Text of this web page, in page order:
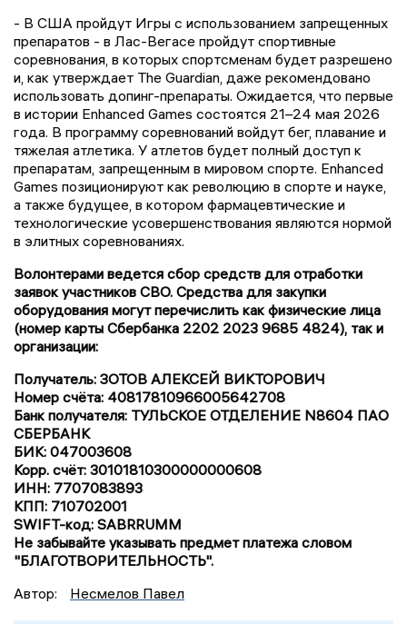
- В США пройдут Игры с использованием запрещенных
препаратов - в Лас-Вегасе пройдут спортивные
соревнования, в которых спортсменам будет разрешено
и, как утверждает The Guardian, даже рекомендовано
использовать допинг-препараты. Ожидается, что первые
в истории Enhanced Games состоятся 21–24 мая 2026
года. В программу соревнований войдут бег, плавание и
тяжелая атлетика. У атлетов будет полный доступ к
препаратам, запрещенным в мировом спорте. Enhanced
Games позиционируют как революцию в спорте и науке,
а также будущее, в котором фармацевтические и
технологические усовершенствования являются нормой
в элитных соревнованиях.
Волонтерами ведется сбор средств для отработки
заявок участников СВО. Средства для закупки
оборудования могут перечислить как физические лица
(номер карты Сбербанка 2202 2023 9685 4824), так и
организации:
Получатель: ЗОТОВ АЛЕКСЕЙ ВИКТОРОВИЧ
Номер счёта: 40817810966005642708
Банк получателя: ТУЛЬСКОЕ ОТДЕЛЕНИЕ N8604 ПАО
СБЕРБАНК
БИК: 047003608
Корр. счёт: 30101810300000000608
ИНН: 7707083893
КПП: 710702001
SWIFT-код: SABRRUMM
Не забывайте указывать предмет платежа словом
"БЛАГОТВОРИТЕЛЬНОСТЬ".
Автор:
Несмелов Павел